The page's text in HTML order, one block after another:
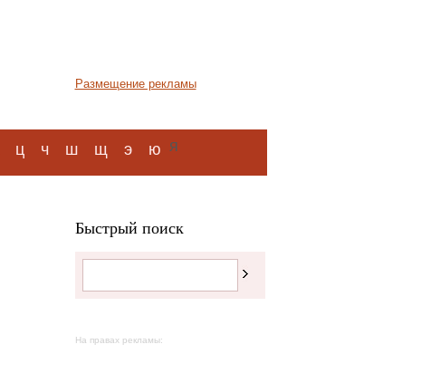
Размещение рекламы
ц ч ш щ э ю я
Быстрый поиск
На правах рекламы: